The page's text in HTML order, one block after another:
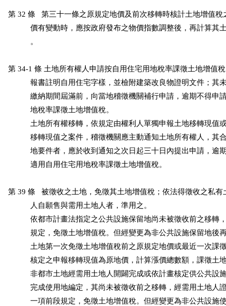
第 32 條   第三十一條之原規定地價及前次移轉時核計土地增值稅
價有變動時，應按政府發布之物價指數調整後，再計算其
           。
第 34-1 條 土地所有權人申請按自用住宅用地稅率課徵土地增值
報書註明自用住宅字樣，並檢附建築改良物證明文件；其
繳納期間屆滿前，向當地稽徵機關補行申請，逾期不得申
           地稅率課徵土地增值稅。
土地所有權移轉，依規定由權利人單獨申報土地移轉現值
移轉現值之案件，稽徵機關應主動通知土地所有權人，其
地要件者，應於收到通知之次日起三十日內提出申請，逾
           適用自用住宅用地稅率課徵土地增值稅。
第 39 條   被徵收之土地，免徵其土地增值稅；依法得徵收之私有
           人自願售與需用土地人者，準用之。
依都市計畫法指定之公共設施保留地尚未被徵收前之移轉
規定，免徵土地增值稅。但經變更為非公共設施保留地後
土地第一次免徵土地增值稅前之原規定地價或最近一次課
核定之申報移轉現值為原地價，計算漲價總數額，課徵土
非都市土地經需用土地人開闢完成或依計畫核定供公共設
完成使用地編定，其尚未被徵收前之移轉，經需用土地人
一項前段規定，免徵土地增值稅。但經變更為非公共設施